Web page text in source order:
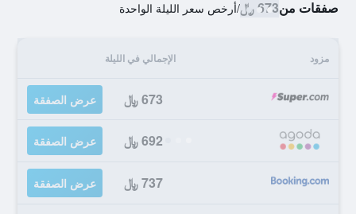
صفقات من673 ﷼ /أرخص سعر الليلة الواحدة
مزود الإجمالي في الليلة
673 ﷼ عرض الصفقة
692 ﷼ عرض الصفقة
737 ﷼ عرض الصفقة